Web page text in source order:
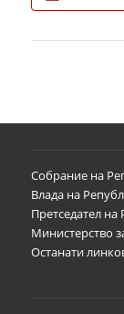
Собрание на
Влада на
Претседател
Министерство
Останати